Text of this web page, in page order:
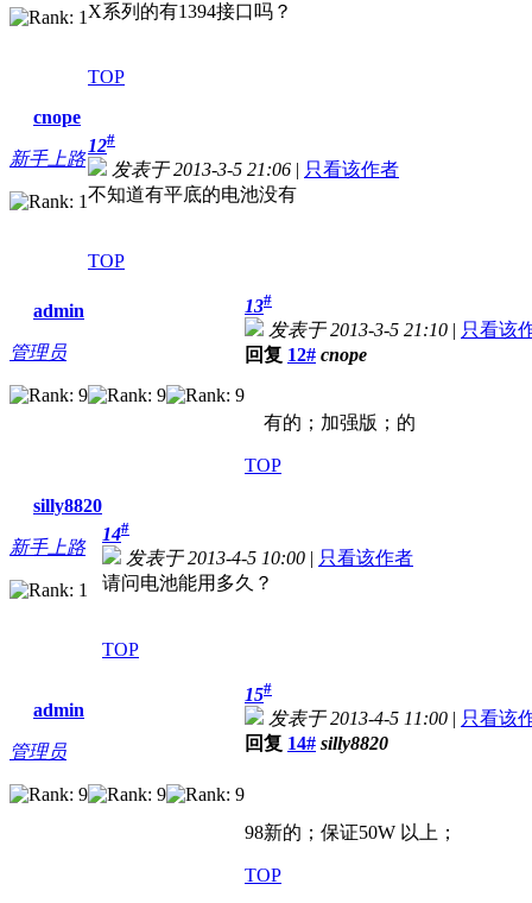
X系列的有1394接口吗？
TOP
cnope
新手上路
12#
发表于 2013-3-5 21:06 | 只看该作者
不知道有平底的电池没有
TOP
admin
管理员
13#
发表于 2013-3-5 21:10 | 只看该
回复 12# cnope
有的；加强版；的
TOP
silly8820
新手上路
14#
发表于 2013-4-5 10:00 | 只看该作者
请问电池能用多久？
TOP
admin
管理员
15#
发表于 2013-4-5 11:00 | 只看该
回复 14# silly8820
98新的；保证50W 以上；
TOP